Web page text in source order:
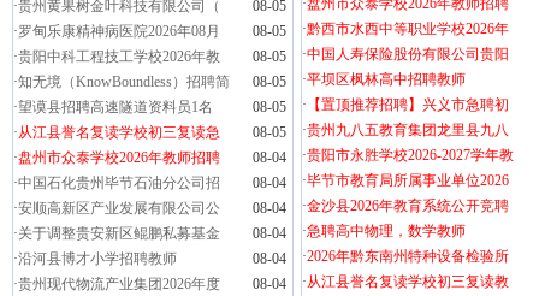
·贵州黄果树金叶科技有限公司（
08-05
·罗甸乐康精神病医院2026年08月
08-05
·贵阳中科工程技工学校2026年教
08-05
·知无境（KnowBoundless）招聘简
08-05
·望谟县招聘高速隧道资料员1名
08-05
·从江县誉名复读学校初三复读急
08-05
·盘州市众泰学校2026年教师招聘
08-04
·中国石化贵州毕节石油分公司招
08-04
·安顺高新区产业发展有限公司公
08-04
·关于调整贵安新区鲲鹏私募基金
08-04
·沿河县博才小学招聘教师
08-04
·贵州现代物流产业集团2026年度
08-04
·盘州市众泰学校2026年教师招聘
·黔西市水西中等职业学校2026年
·中国人寿保险股份有限公司贵阳
·平坝区枫林高中招聘教师
· 【置顶推荐招聘】兴义市急聘初
·贵州九八五教育集团龙里县九八
·贵阳市永胜学校2026-2027学年教
·毕节市教育局所属事业单位2026
·金沙县2026年教育系统公开竞聘
·急聘高中物理，数学教师
·2026年黔东南州特种设备检验所
·从江县誉名复读学校初三复读教